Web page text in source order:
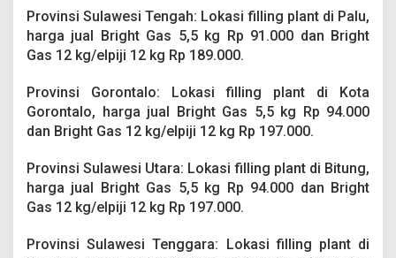
Provinsi Sulawesi Tengah: Lokasi filling plant di Palu,
harga jual Bright Gas 5,5 kg Rp 91.000 dan Bright
Gas 12 kg/elpiji 12 kg Rp 189.000.
Provinsi Gorontalo: Lokasi filling plant di Kota
Gorontalo, harga jual Bright Gas 5,5 kg Rp 94.000
dan Bright Gas 12 kg/elpiji 12 kg Rp 197.000.
Provinsi Sulawesi Utara: Lokasi filling plant di Bitung,
harga jual Bright Gas 5,5 kg Rp 94.000 dan Bright
Gas 12 kg/elpiji 12 kg Rp 197.000.
Provinsi Sulawesi Tenggara: Lokasi filling plant di